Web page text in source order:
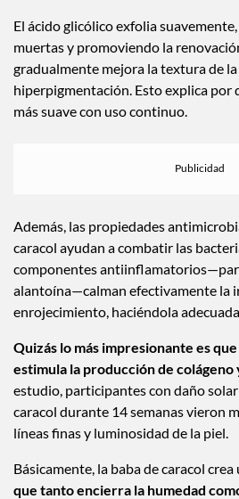
El ácido glicólico exfolia
muertas y promoviendo la
gradualmente mejora la textura de
hiperpigmentación. Esto explica por
más suave con uso continuo.
Además, las propiedades
caracol ayudan a combatir las
componentes
alantoína—calman efectivamente la
enrojecimiento, haciéndola
Quizás lo más impresionante es
estimula la producción de colágeno
estudio, participantes con daño
caracol durante 14 semanas vieron
líneas finas y luminosidad de la piel.
Básicamente, la baba de caracol crea
que tanto encierra la humedad